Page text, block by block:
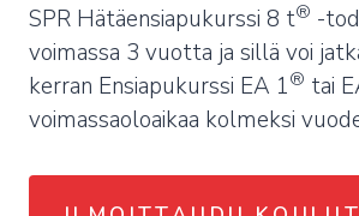
SPR Hätäensiapukurssi 8 t® -
voimassa 3 vuotta ja sillä voi
kerran Ensiapukurssi EA 1® tai
voimassaoloaikaa kolmeksi